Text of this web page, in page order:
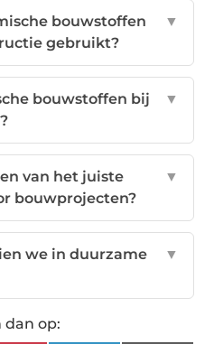
bouwstoffen
gebruikt?
▼
bouwstoffen bij
▼
van het juiste
bouwprojecten?
▼
we in duurzame
▼
dan op: